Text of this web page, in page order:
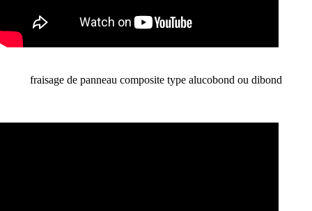
fraisage de panneau composite type alucobond ou dibond